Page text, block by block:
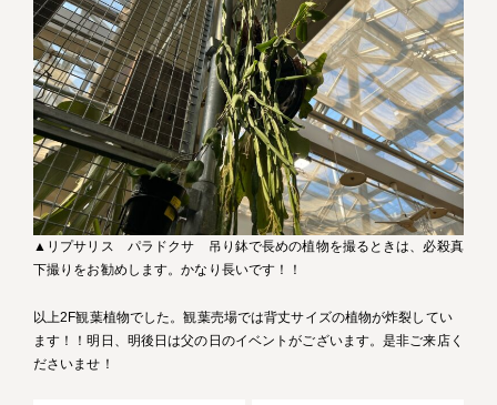
▲リプサリス パラドクサ 吊り鉢で長めの植物を撮るときは、必殺真
下撮りをお勧めします。かなり長いです！！
以上2F観葉植物でした。観葉売場では背丈サイズの植物が炸裂してい
ます！！明日、明後日は父の日のイベントがございます。是非ご来店く
ださいませ！